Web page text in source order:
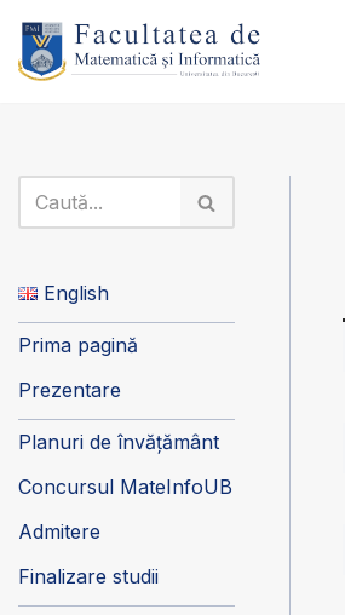
Sari
English
Prima pagină
Prezentare
Planuri de învățământ
Concursul MateInfoUB
Admitere
Finalizare studii